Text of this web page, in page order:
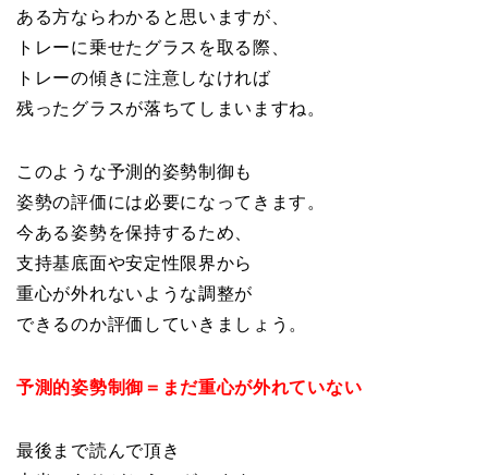
ある方ならわかると思いますが、
トレーに乗せたグラスを取る際、
トレーの傾きに注意しなければ
残ったグラスが落ちてしまいますね。
このような予測的姿勢制御も
姿勢の評価には必要になってきます。
今ある姿勢を保持するため、
支持基底面や安定性限界から
重心が外れないような調整が
できるのか評価していきましょう。
予測的姿勢制御＝まだ重心が外れていない
最後まで読んで頂き